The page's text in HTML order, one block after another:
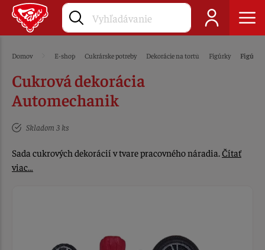
Domov E-shop Cukrárske potreby Dekorácie na tortu Figúrky
Cukrová dekorácia
Automechanik
Skladom 3 ks
Sada cukrových dekorácií v tvare pracovného náradia.Čítať
viac…